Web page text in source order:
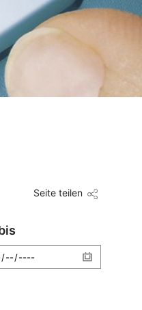
Seite teilen